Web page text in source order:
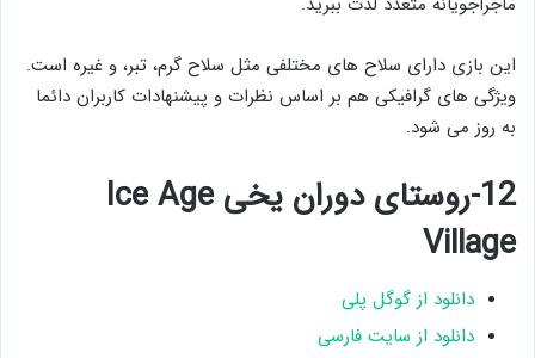
این بازی دارای سلاح های مختلفی مثل سلاح گرم، تبر، و غیره است.
ویژگی های گرافیکی هم بر اساس نظرات و پیشنهادات کاربران دائما
به روز می شود.
12-روستای دوران یخی Ice Age
Village
دانلود از گوگل پلی
دانلود از سایت فارسی